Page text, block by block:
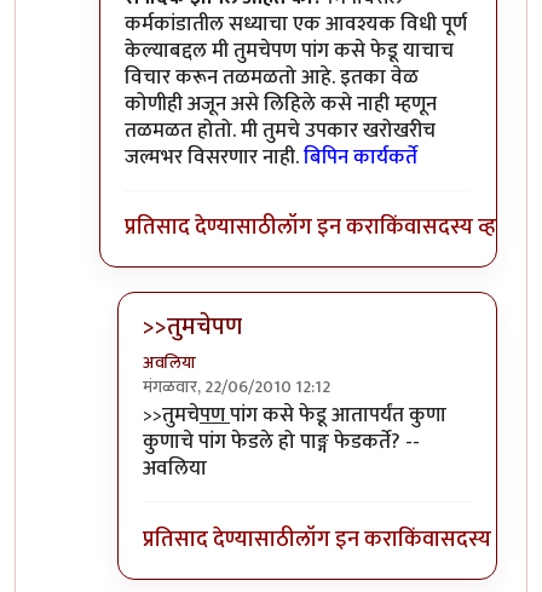
कर्मकांडातील सध्याचा एक आवश्यक विधी पूर्ण
केल्याबद्दल मी तुमचेपण पांग कसे फेडू याचाच
विचार करून तळमळतो आहे. इतका वेळ
कोणीही अजून असे लिहिले कसे नाही म्हणून
तळमळत होतो. मी तुमचे उपकार खरोखरीच
जल्मभर विसरणार नाही.बिपिन कार्यकर्ते
प्रतिसाद देण्यासाठीलॉग इन कराकिंवासदस्य व्हा
>>तुमचेपण
अवलिया
मंगळवार, 22/06/2010 12:12
In reply toसंपादकbyबिपिन कार्यकर्ते
>>तुमचेपणपांग कसे फेडू आतापर्यंत कुणा
कुणाचे पांग फेडले हो पाङ्ग फेडकर्ते? --
अवलिया
प्रतिसाद देण्यासाठीलॉग इन कराकिंवासदस्य व्हा